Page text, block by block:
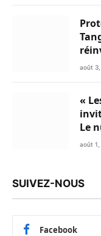
août
«
Le
août
SUIVEZ-NOUS
Facebook